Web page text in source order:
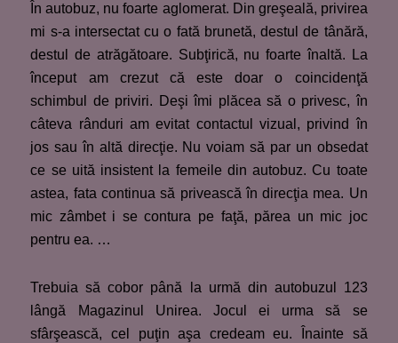
În autobuz, nu foarte aglomerat. Din greşeală, privirea
mi s-a intersectat cu o fată brunetă, destul de tânără,
destul de atrăgătoare. Subţirică, nu foarte înaltă. La
început am crezut că este doar o coincidenţă
schimbul de priviri. Deşi îmi plăcea să o privesc, în
câteva rânduri am evitat contactul vizual, privind în
jos sau în altă direcţie. Nu voiam să par un obsedat
ce se uită insistent la femeile din autobuz. Cu toate
astea, fata continua să privească în direcţia mea. Un
mic zâmbet i se contura pe faţă, părea un mic joc
pentru ea. …
Trebuia să cobor până la urmă din autobuzul 123
lângă Magazinul Unirea. Jocul ei urma să se
sfârşească, cel puţin aşa credeam eu. Înainte să